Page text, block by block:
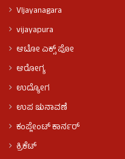
VIjayanagara
vijayapura
ಆಟೋ ಎಕ್ಸ್ ಪೋ
ಆರೋಗ್ಯ
ಉದ್ಯೋಗ
ಉಪ ಚುನಾವಣೆ
ಕಂಪ್ಲೇಂಟ್ ಕಾರ್ನರ್
ಕ್ರಿಕೆಟ್